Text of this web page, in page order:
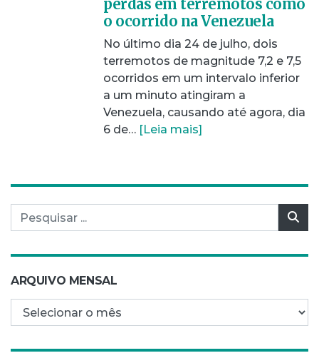
perdas em terremotos como
o ocorrido na Venezuela
No último dia 24 de julho, dois
terremotos de magnitude 7,2 e 7,5
ocorridos em um intervalo inferior
a um minuto atingiram a
Venezuela, causando até agora, dia
6 de… [Leia mais]
Pesquisar por:
ARQUIVO MENSAL
Arquivo mensal